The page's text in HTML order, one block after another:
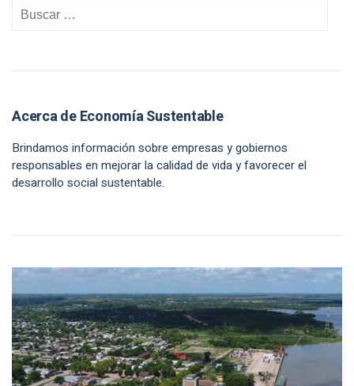
Acerca de Economía Sustentable
Brindamos información sobre empresas y gobiernos
responsables en mejorar la calidad de vida y favorecer el
desarrollo social sustentable.